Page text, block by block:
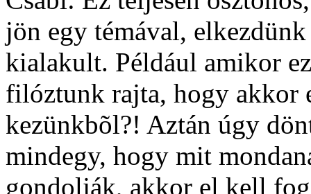
jön egy témával,
kialakult. Például amikor
filóztunk rajta, hogy akkor
kezünkbõl?! Aztán úgy
mindegy, hogy mit
gondolják, akkor el kell